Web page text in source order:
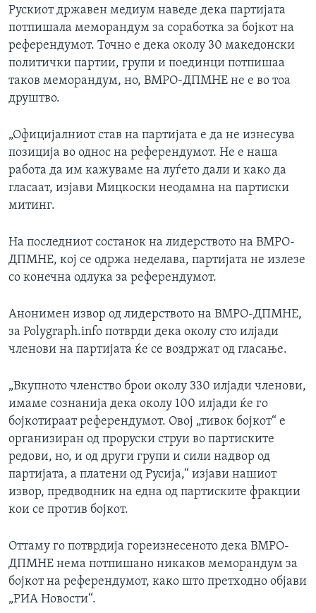
Рускиот државен медиум наведе дека партијата
потпишала меморандум за соработка за бојкот на
референдумот. Точно е дека околу 30 македонски
политички партии, групи и поединци потпишаа
таков меморандум, но, ВМРО-ДПМНЕ не е во тоа
друштво.
„Официјалниот став на партијата е да не изнесува
позиција во однос на референдумот. Не е наша
работа да им кажуваме на луѓето дали и како да
гласаат, изјави Мицкоски неодамна на партиски
митинг.
На последниот состанок на лидерството на ВМРО-
ДПМНЕ, кој се одржа неделава, партијата не излезе
со конечна одлука за референдумот.
Анонимен извор од лидерството на ВМРО-ДПМНЕ,
за Polygraph.info потврди дека околу сто илјади
членови на партијата ќе се воздржат од гласање.
„Вкупното членство брои околу 330 илјади членови,
имаме сознанија дека околу 100 илјади ќе го
бојкотираат референдумот. Овој „тивок бојкот“ е
организиран од проруски струи во партиските
редови, но, и од други групи и сили надвор од
партијата, а платени од Русија,“ изјави нашиот
извор, предводник на една од партиските фракции
кои се против бојкот.
Оттаму го потврдија гореизнесеното дека ВМРО-
ДПМНЕ нема потпишано никаков меморандум за
бојкот на референдумот, како што претходно објави
„РИА Новости“.